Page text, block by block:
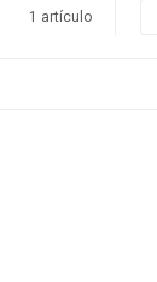
1 artículo